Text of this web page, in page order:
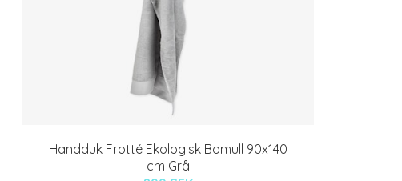
Handduk Frotté Ekologisk Bomull 90x140
cm Grå